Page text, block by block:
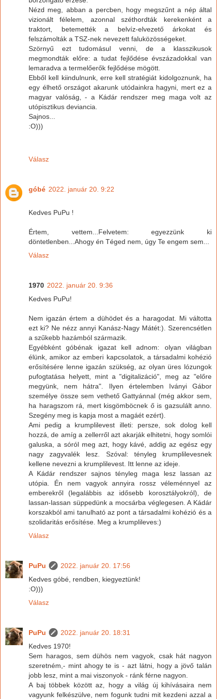
Nézd meg, abban a percben, hogy megszűnt a nép által
vizionált félelem, azonnal széthordták kerekenként a
traktort, betemették a belvíz-elvezető árkokat és
felszámolták a TSZ-nek nevezett faluközösségeket.
Szörnyű ezt tudomásul venni, de a klasszikusok
megmondták előre: a tudat fejlődése évszázadokkal van
lemaradva a termelőerők fejlődése mögött.
Ebből kell kiindulnunk, erre kell stratégiát kidolgoznunk, ha
egy élhető országot akarunk utódainkra hagyni, mert ez a
magyar valóság, - a Kádár rendszer meg maga volt az
utópisztikus deviancia.
Sajnos...
:O)))
Válasz
góbé 2022. január 20. 9:22
Kedves PuPu !
Értem, vettem...Felvetem: egyezzünk ki
döntetlenben...Ahogy én Téged nem, úgy Te engem sem...
Válasz
1970 2022. január 20. 9:36
Kedves PuPu!
Nem igazán értem a dühödet és a haragodat. Mi váltotta
ezt ki? Ne nézz annyi Kanász-Nagy Mátét:). Szerencsétlen
a szűkebb hazámból származik.
Egyébként góbénak igazat kell adnom: olyan világban
élünk, amikor az emberi kapcsolatok, a társadalmi kohézió
erősítésére lenne igazán szükség, az olyan üres lózungok
pufogtatása helyett, mint a "digitalizáció", meg az "előre
megyünk, nem hátra". Ilyen értelemben Iványi Gábor
személye össze sem vethető Gattyánnal (még akkor sem,
ha haragszom rá, mert kisgömböcnek ő is gazsulált anno.
Szegény meg is kapja most a magáét ezért).
Ami pedig a krumplilevest illeti: persze, sok dolog kell
hozzá, de amíg a zellerről azt akarják elhitetni, hogy somlói
galuska, a sóról meg azt, hogy kávé, addig az egész egy
nagy zagyvalék lesz. Szóval: tényleg krumplilevesnek
kellene nevezni a krumplilevest. Itt lenne az ideje.
A Kádár rendszer sajnos tényleg maga lesz lassan az
utópia. Én nem vagyok annyira rossz véleménnyel az
emberekről (legalábbis az idősebb korosztályokról), de
lassan-lassan süppedünk a mocsárba véglegesen. A Kádár
korszakból ami tanulható az pont a társadalmi kohézió és a
szolidaritás erősítése. Meg a krumplileves:)
Válasz
PuPu
2022. január 20. 17:56
Kedves góbé, rendben, kiegyeztünk!
:O)))
Válasz
PuPu
2022. január 20. 18:31
Kedves 1970!
Sem haragos, sem dühös nem vagyok, csak hát nagyon
szeretném,- mint ahogy te is - azt látni, hogy a jövő talán
jobb lesz, mint a mai viszonyok - ránk férne nagyon.
A baj többek között az, hogy a világ új kihívásaira nem
vagyunk felkészülve, nem fogunk tudni mit kezdeni azzal a